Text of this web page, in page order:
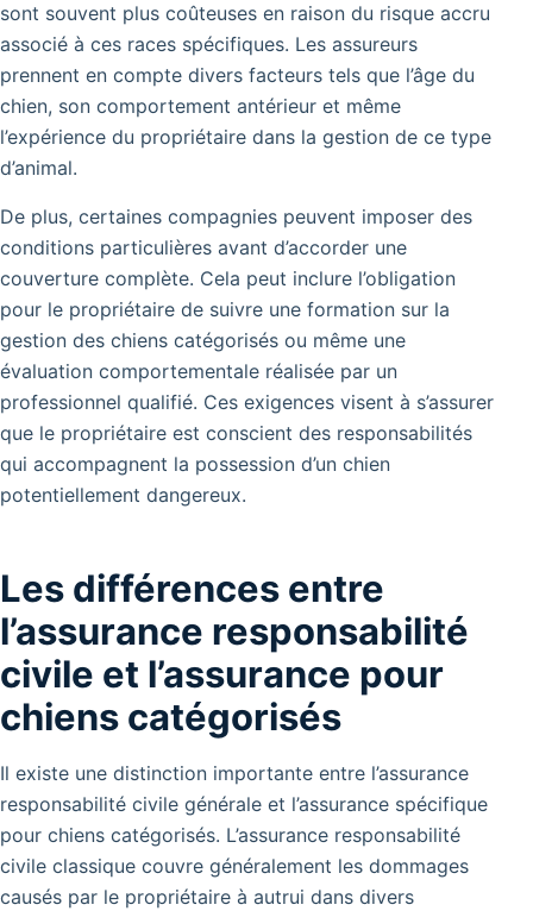
sont souvent plus coûteuses en raison du risque accru
associé à ces races spécifiques. Les assureurs
prennent en compte divers facteurs tels que l’âge du
chien, son comportement antérieur et même
l’expérience du propriétaire dans la gestion de ce type
d’animal.
De plus, certaines compagnies peuvent imposer des
conditions particulières avant d’accorder une
couverture complète. Cela peut inclure l’obligation
pour le propriétaire de suivre une formation sur la
gestion des chiens catégorisés ou même une
évaluation comportementale réalisée par un
professionnel qualifié. Ces exigences visent à s’assurer
que le propriétaire est conscient des responsabilités
qui accompagnent la possession d’un chien
potentiellement dangereux.
Les différences entre
l’assurance responsabilité
civile et l’assurance pour
chiens catégorisés
Il existe une distinction importante entre l’assurance
responsabilité civile générale et l’assurance spécifique
pour chiens catégorisés. L’assurance responsabilité
civile classique couvre généralement les dommages
causés par le propriétaire à autrui dans divers